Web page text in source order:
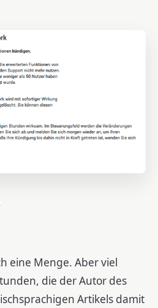
eine Menge. Aber viel
die der Autor des
Artikels damit